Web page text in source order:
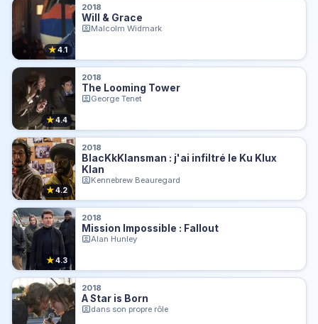
★4.1
2018
Will & Grace
Malcolm Widmark
★4.4
2018
The Looming Tower
George Tenet
★4.2
2018
BlacKkKlansman : j'ai infiltré le Ku Klux
Klan
Kennebrew Beauregard
★4.3
2018
Mission Impossible : Fallout
Alan Hunley
2018
A Star is Born
dans son propre rôle